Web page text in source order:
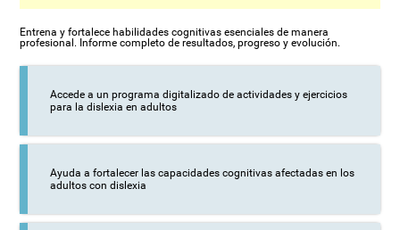
Entrena y fortalece habilidades cognitivas esenciales de manera
profesional. Informe completo de resultados, progreso y evolución.
Accede a un programa digitalizado de actividades y ejercicios
para la dislexia en adultos
Ayuda a fortalecer las capacidades cognitivas afectadas en los
adultos con dislexia